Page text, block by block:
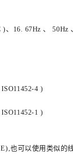
16. 67Hz 、 50Hz
4 )
1 )
可以使用类似的